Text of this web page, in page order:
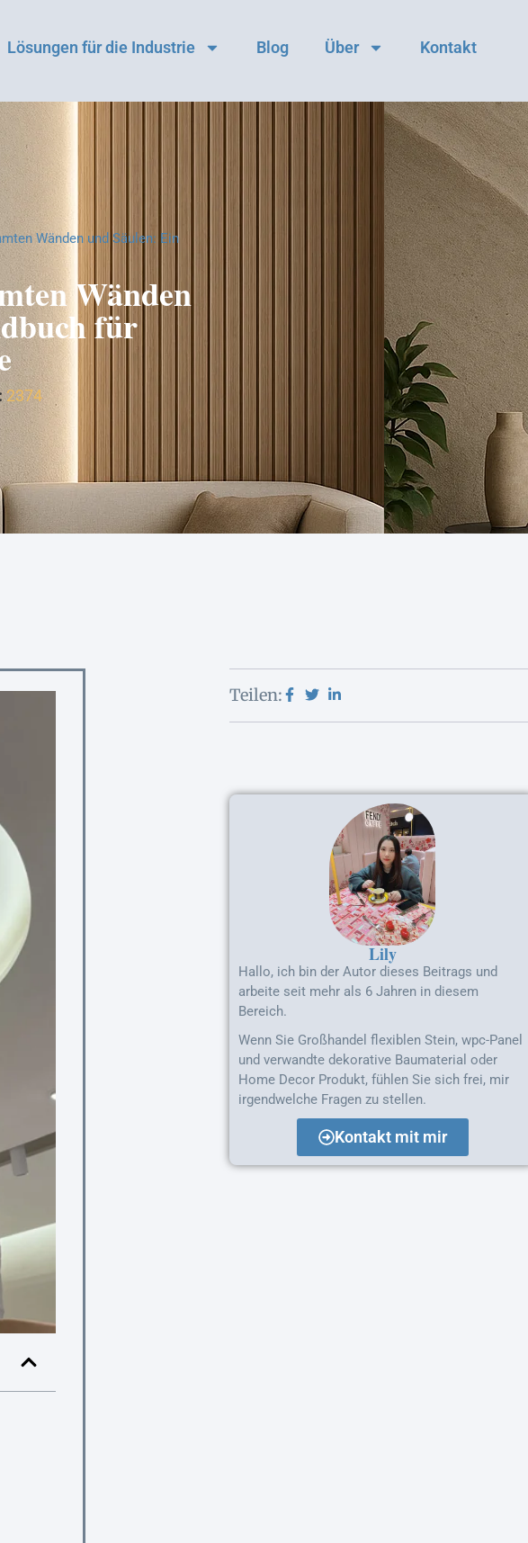
Lösungen für die Industrie Blog Über Kontakt
Wänden und Säulen: Ein
Wänden
für
2374
Teilen:
Lily
Hallo, ich bin der Autor dieses Beitrags und
arbeite seit mehr als 6 Jahren in diesem
Bereich.
Wenn Sie Großhandel flexiblen Stein, wpc-Panel
und verwandte dekorative Baumaterial oder
Home Decor Produkt, fühlen Sie sich frei, mir
irgendwelche Fragen zu stellen.
Kontakt mit mir